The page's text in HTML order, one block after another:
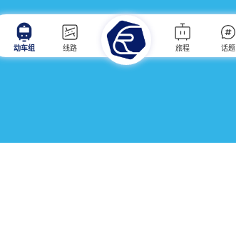
动车组 线路 旅程 话题